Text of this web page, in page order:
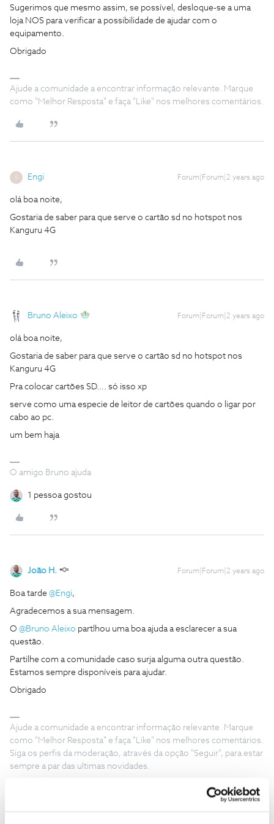
Sugerimos que mesmo assim, se possível, desloque-se a uma
loja NOS para verificar a possibilidade de ajudar com o
equipamento.
Obrigado
Ajude a comunidade a encontrar informação relevante. Marque
como "Melhor Resposta" e faça "Like" nos melhores comentários.
Engi Forum|Forum|2 years ago
olá boa noite,
Gostaria de saber para que serve o cartão sd no hotspot nos
Kanguru 4G
Bruno Aleixo Forum|Forum|2 years ago
olá boa noite,
Gostaria de saber para que serve o cartão sd no hotspot nos
Kanguru 4G
Pra colocar cartões SD…. só isso xp
serve como uma especie de leitor de cartões quando o ligar por
cabo ao pc.
um bem haja
O amigo Bruno ajuda
1 pessoa gostou
João H. Forum|Forum|2 years ago
Boa tarde @Engi,
Agradecemos a sua mensagem.
O @Bruno Aleixo partlhou uma boa ajuda a esclarecer a sua
questão.
Partilhe com a comunidade caso surja alguma outra questão.
Estamos sempre disponíveis para ajudar.
Obrigado
Ajude a comunidade a encontrar informação relevante. Marque
como "Melhor Resposta" e faça "Like" nos melhores comentários.
Siga os perfis da moderação, através da opção "Seguir", para estar
sempre a par das ultimas novidades.